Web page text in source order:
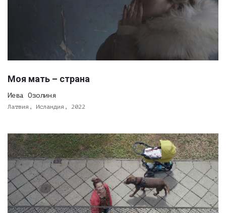
Моя мать – страна
Иева Озолиня
Латвия, Исландия, 2022